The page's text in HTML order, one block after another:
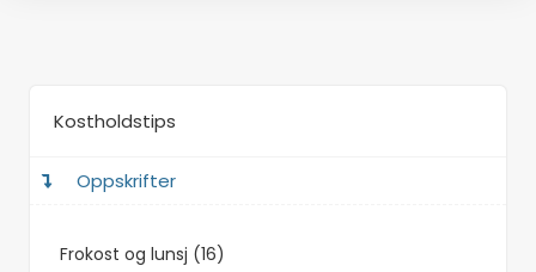
Kostholdstips
Oppskrifter
Frokost og lunsj (16)